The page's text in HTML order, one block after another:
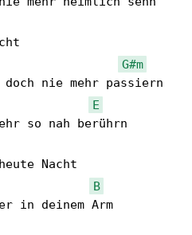
G#m
nie mehr passiern
E
so nah berührn
Nacht
B
in deinem Arm